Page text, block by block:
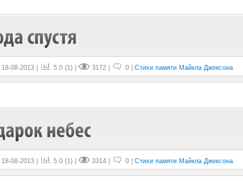
08-2013 | 5.0 (1) | 3172 | 0 | Стихи памяти Майкла Джексона
08-2013 | 5.0 (1) | 3314 | 0 | Стихи памяти Майкла Джексона